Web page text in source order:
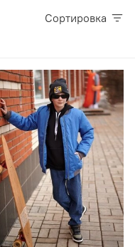
Сортировка